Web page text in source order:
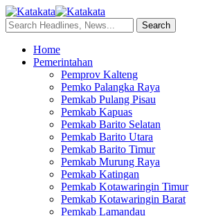
Home
Pemerintahan
Pemprov Kalteng
Pemko Palangka Raya
Pemkab Pulang Pisau
Pemkab Kapuas
Pemkab Barito Selatan
Pemkab Barito Utara
Pemkab Barito Timur
Pemkab Murung Raya
Pemkab Katingan
Pemkab Kotawaringin Timur
Pemkab Kotawaringin Barat
Pemkab Lamandau